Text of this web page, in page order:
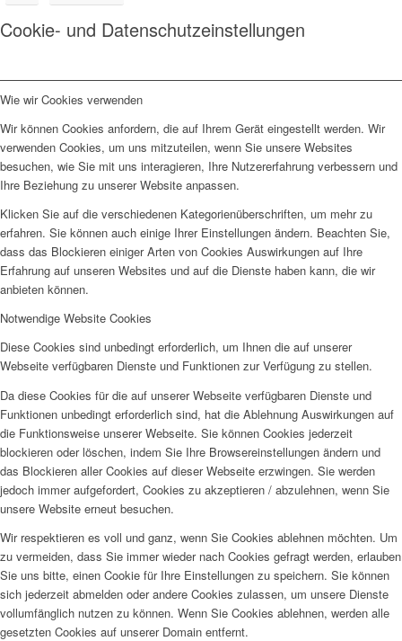
Cookie- und Datenschutzeinstellungen
Wie wir Cookies verwenden
Wir können Cookies anfordern, die auf Ihrem Gerät eingestellt werden. Wir
verwenden Cookies, um uns mitzuteilen, wenn Sie unsere Websites
besuchen, wie Sie mit uns interagieren, Ihre Nutzererfahrung verbessern und
Ihre Beziehung zu unserer Website anpassen.
Klicken Sie auf die verschiedenen Kategorienüberschriften, um mehr zu
erfahren. Sie können auch einige Ihrer Einstellungen ändern. Beachten Sie,
dass das Blockieren einiger Arten von Cookies Auswirkungen auf Ihre
Erfahrung auf unseren Websites und auf die Dienste haben kann, die wir
anbieten können.
Notwendige Website Cookies
Diese Cookies sind unbedingt erforderlich, um Ihnen die auf unserer
Webseite verfügbaren Dienste und Funktionen zur Verfügung zu stellen.
Da diese Cookies für die auf unserer Webseite verfügbaren Dienste und
Funktionen unbedingt erforderlich sind, hat die Ablehnung Auswirkungen auf
die Funktionsweise unserer Webseite. Sie können Cookies jederzeit
blockieren oder löschen, indem Sie Ihre Browsereinstellungen ändern und
das Blockieren aller Cookies auf dieser Webseite erzwingen. Sie werden
jedoch immer aufgefordert, Cookies zu akzeptieren / abzulehnen, wenn Sie
unsere Website erneut besuchen.
Wir respektieren es voll und ganz, wenn Sie Cookies ablehnen möchten. Um
zu vermeiden, dass Sie immer wieder nach Cookies gefragt werden, erlauben
Sie uns bitte, einen Cookie für Ihre Einstellungen zu speichern. Sie können
sich jederzeit abmelden oder andere Cookies zulassen, um unsere Dienste
vollumfänglich nutzen zu können. Wenn Sie Cookies ablehnen, werden alle
gesetzten Cookies auf unserer Domain entfernt.